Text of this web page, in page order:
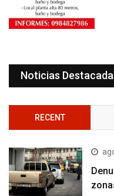
Noticias
RECENT